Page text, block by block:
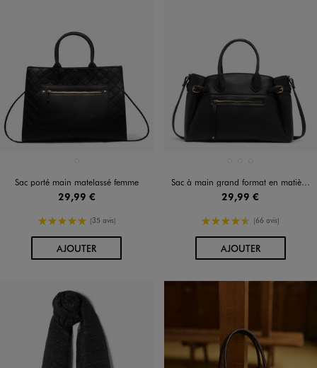
Sac porté main matelassé femme
29,99 €
5/5 de moyenne
(35 avis)
AJOUTERAU PANIER
Sac à main grand format en matière grainée souple femme
29,99 €
4.5/5 de moyenne
(66 avis)
AJOUTERAU PANIER